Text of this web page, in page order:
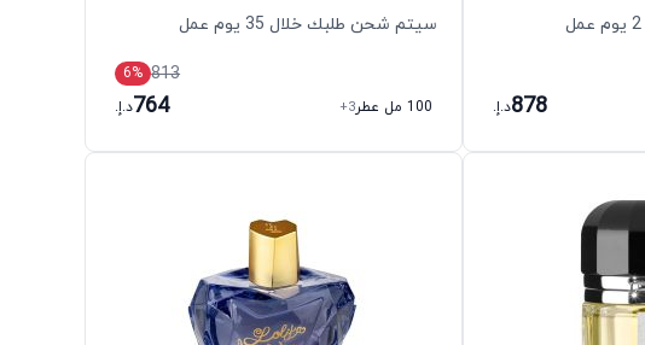
878د.إ.
سيتم شحن طلبك خلال 35 يوم عمل
813
6%
100 مل عطر
+3
764د.إ.